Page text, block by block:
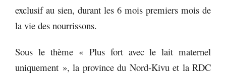
exclusif au sien, durant les 6 mois premiers mois de
la vie des nourrissons.
Sous le thème « Plus fort avec le lait maternel
uniquement », la province du Nord-Kivu et la RDC